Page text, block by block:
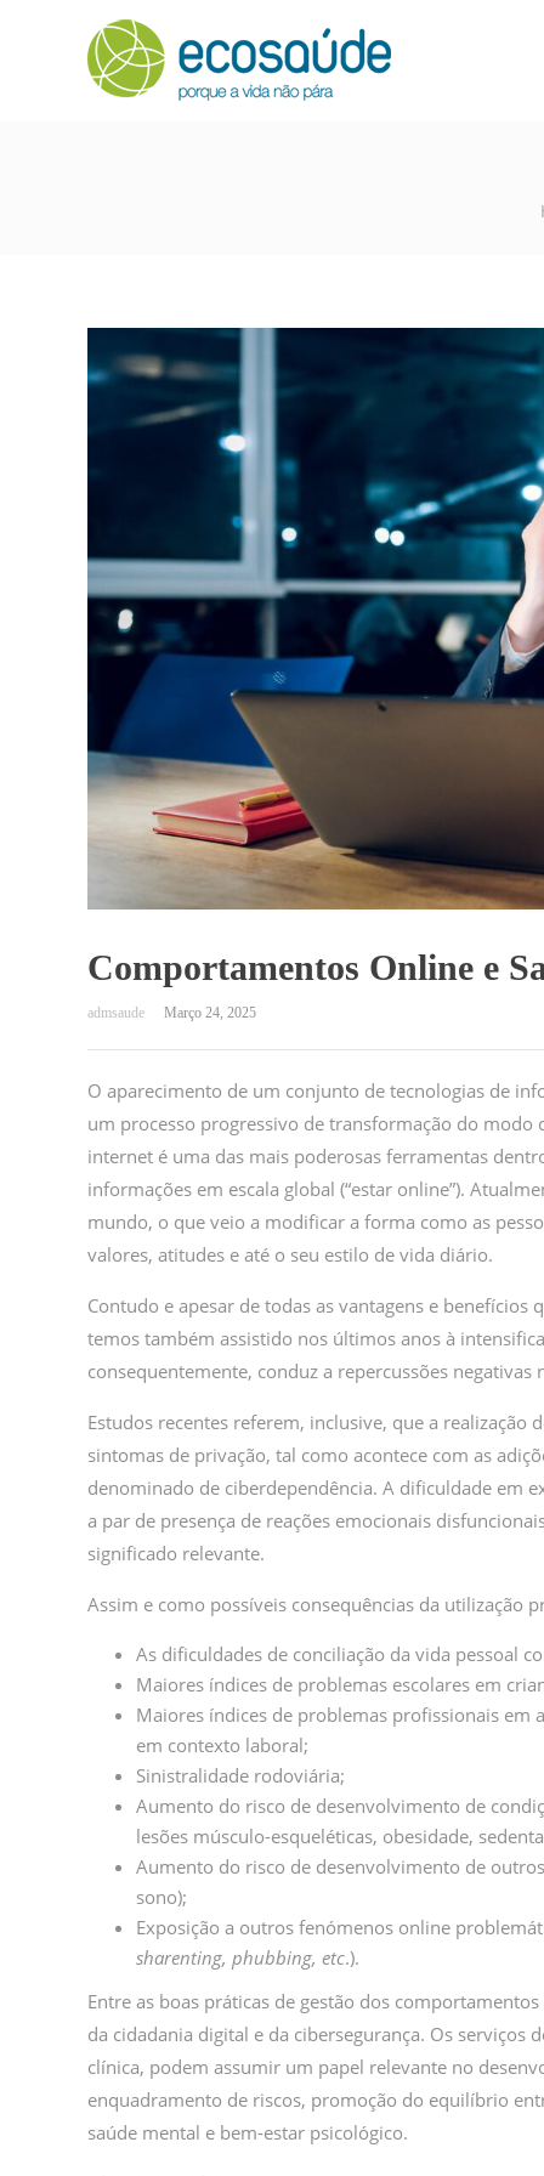
Comportamentos Online e
Março 24, 2025
O aparecimento de um conjunto de tecnologias de
um processo progressivo de transformação do
internet é uma das mais poderosas ferramentas
informações em escala global (“estar online”).
mundo, o que veio a modificar a forma como as
valores, atitudes e até o seu estilo de vida diário.
Contudo e apesar de todas as vantagens e
temos também assistido nos últimos anos à
consequentemente, conduz a repercussões negativas
Estudos recentes referem, inclusive, que a
sintomas de privação, tal como acontece com as
denominado de ciberdependência. A dificuldade em
a par de presença de reações emocionais
significado relevante.
Assim e como possíveis consequências da utilização
As dificuldades de conciliação da vida pessoal
Maiores índices de problemas escolares em
Maiores índices de problemas profissionais em
em contexto laboral;
Sinistralidade rodoviária;
Aumento do risco de desenvolvimento de
lesões músculo-esqueléticas, obesidade,
Aumento do risco de desenvolvimento de
sono);
Exposição a outros fenómenos online
sharenting, phubbing, etc.).
Entre as boas práticas de gestão dos
da cidadania digital e da cibersegurança. Os serviços
clínica, podem assumir um papel relevante no
enquadramento de riscos, promoção do equilíbrio
saúde mental e bem-estar psicológico.